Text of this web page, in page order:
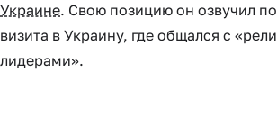
Украине. Свою позицию он озвучил
визита в Украину, где общался с
лидерами».